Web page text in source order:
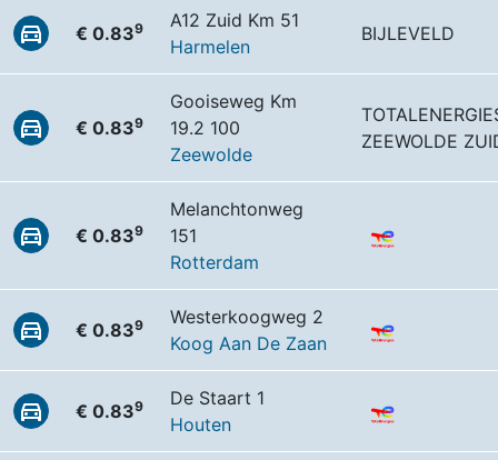
€ 0.839
A12 Zuid Km 51
Harmelen
BIJLEVELD
€ 0.839
Gooiseweg Km
19.2 100
Zeewolde
ZEEWOLDE
€ 0.839
Melanchtonweg
151
Rotterdam
€ 0.839
Westerkoogweg 2
Koog Aan De Zaan
€ 0.839
De Staart 1
Houten